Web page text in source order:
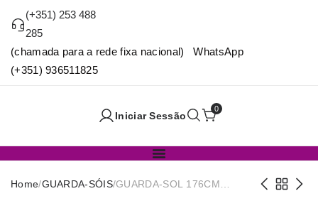
(+351) 253 488
285
(chamada para a rede fixa nacional) WhatsApp
(+351) 936511825
Iniciar Sessão
0
Home/GUARDA-SÓIS/GUARDA-SOL 176CM